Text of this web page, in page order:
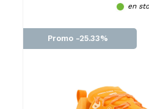
en
Promo -25.33%